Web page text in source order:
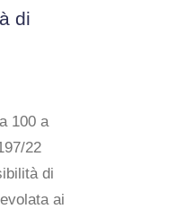
di
100 a
22
di
ai